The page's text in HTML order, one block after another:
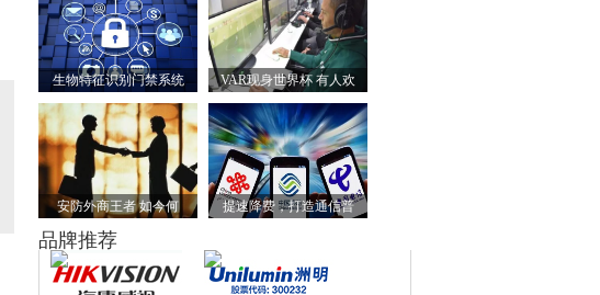
生物特征识别门禁系统 VAR现身世界杯 有人欢
安防外商王者 如今何 提速降费，打造通信普
品牌推荐